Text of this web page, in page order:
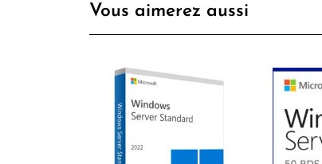
Vous aimerez aussi